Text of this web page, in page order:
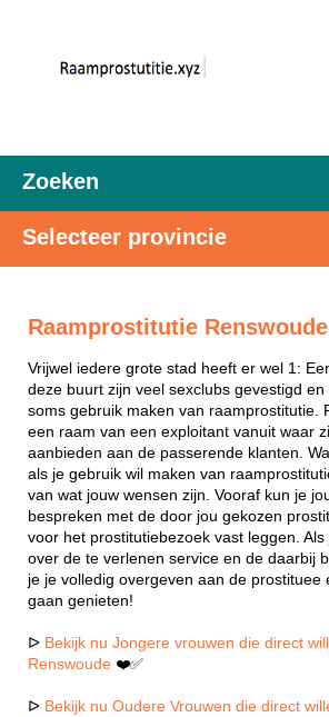
Zoeken
Selecteer provincie
Raamprostitutie Renswoude
Vrijwel iedere grote stad heeft er wel 1:
deze buurt zijn veel sexclubs gevestigd
soms gebruik maken van raamprostitutie.
een raam van een exploitant vanuit waar
aanbieden aan de passerende klanten.
als je gebruik wil maken van
van wat jouw wensen zijn. Vooraf kun je
bespreken met de door jou gekozen
voor het prostitutiebezoek vast leggen.
over de te verlenen service en de daarbij
je je volledig overgeven aan de prostituee
gaan genieten!
ᐅ Bekijk nu Jongere vrouwen die direct
Renswoude ❤️✅
ᐅ Bekijk nu Oudere Vrouwen die direct